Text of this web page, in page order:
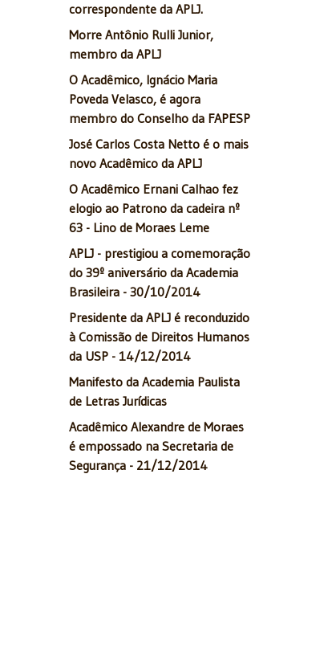
correspondente da APLJ.
Morre Antônio Rulli Junior,
membro da APLJ
O Acadêmico, Ignácio Maria
Poveda Velasco, é agora
membro do Conselho da FAPESP
José Carlos Costa Netto é o mais
novo Acadêmico da APLJ
O Acadêmico Ernani Calhao fez
elogio ao Patrono da cadeira nº
63 - Lino de Moraes Leme
APLJ - prestigiou a comemoração
do 39º aniversário da Academia
Brasileira - 30/10/2014
Presidente da APLJ é reconduzido
à Comissão de Direitos Humanos
da USP - 14/12/2014
Manifesto da Academia Paulista
de Letras Jurídicas
Acadêmico Alexandre de Moraes
é empossado na Secretaria de
Segurança - 21/12/2014